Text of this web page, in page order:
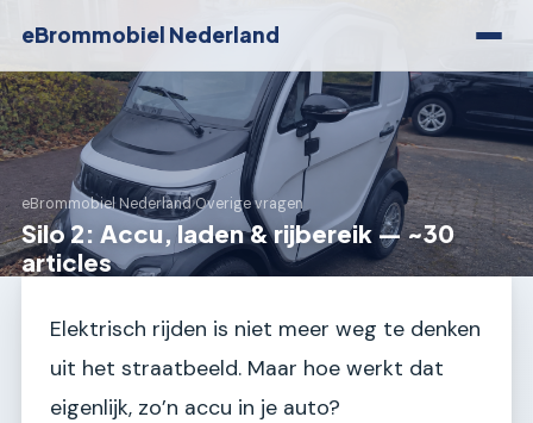
eBrommobiel Nederland
eBrommobiel Nederland›Overige vragen
Silo 2: Accu, laden & rijbereik — ~30
articles
Elektrisch rijden is niet meer weg te denken
uit het straatbeeld. Maar hoe werkt dat
eigenlijk, zo’n accu in je auto?